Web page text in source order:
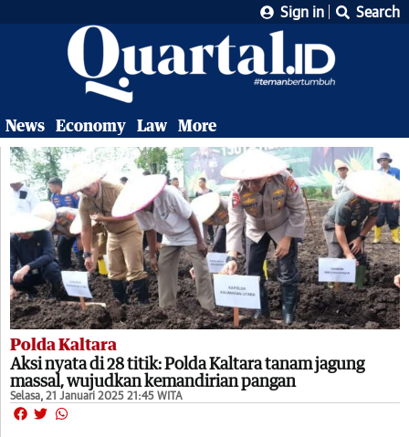
Sign in Search
News Economy Law More
Polda Kaltara
Aksi nyata di 28 titik: Polda Kaltara tanam jagung
massal, wujudkan kemandirian pangan
Selasa, 21 Januari 2025 21:45 WITA